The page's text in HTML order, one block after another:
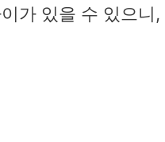
가 있을 수 있으니